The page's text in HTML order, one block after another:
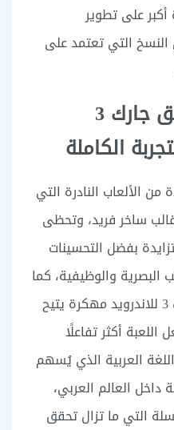
أكبر على تطوير
النسخ التي تعتمد على
تحميل لعبة ازاي تخنق جارك 3
الكاملة
الألعاب النادرة التي
ساخر فريد، وتحظى
بفضل التحسينات
البصرية والوظيفية، كما
أن تحميل لعبة ازاي تخنق جارك 3 للاندرويد مهكرة يتيح
أكثر تفاعلًا
العربية الذي يُسهم
العالم العربي،
التي ما تزال تحقق